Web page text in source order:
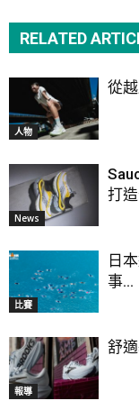
RELATED
人物
從
News
打
比賽
日
事...
報導
舒